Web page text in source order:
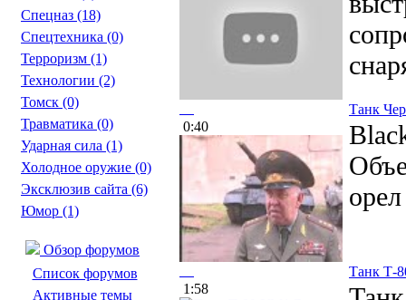
Спецназ (18)
Спецтехника (0)
Терроризм (1)
Технологии (2)
Томск (0)
Травматика (0)
Ударная сила (1)
Холодное оружие (0)
Эксклюзив сайта (6)
Юмор (1)
Обзор форумов
Список форумов
Активные темы
0:40
Танк
орел
1:58
Танк Т-